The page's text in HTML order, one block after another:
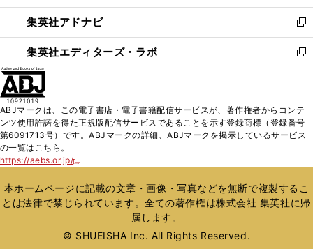
開
く
ウ
で
開
く
ン
ド
ウ
で
ウ
ィ
ン
ド
く
集英社アドナビ
新
し
い
ド
ウ
で
集英社エディターズ・ラボ
新
ィ
ン
ド
開
く
ABJマークは、この電子書店・電子書籍配信サービスが、著作権者からコンテ
ンツ使用許諾を得た正規版配信サービスであることを示す登録商標（登録番号
第6091713号）です。ABJマークの詳細、ABJマークを掲示しているサービス
の一覧はこちら。
https://aebs.or.jp/
新
い
ウ
ィ
ウ
本ホームページに記載の文章・画像・写真などを無断で複製するこ
とは法律で禁じられています。全ての著作権は株式会社 集英社に帰
属します。
© SHUEISHA Inc. All Rights Reserved.